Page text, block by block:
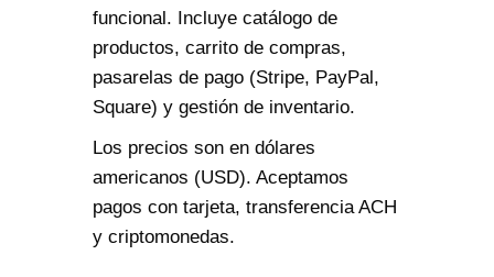
funcional. Incluye catálogo de
productos, carrito de compras,
pasarelas de pago (Stripe, PayPal,
Square) y gestión de inventario.
Los precios son en dólares
americanos (USD). Aceptamos
pagos con tarjeta, transferencia ACH
y criptomonedas.